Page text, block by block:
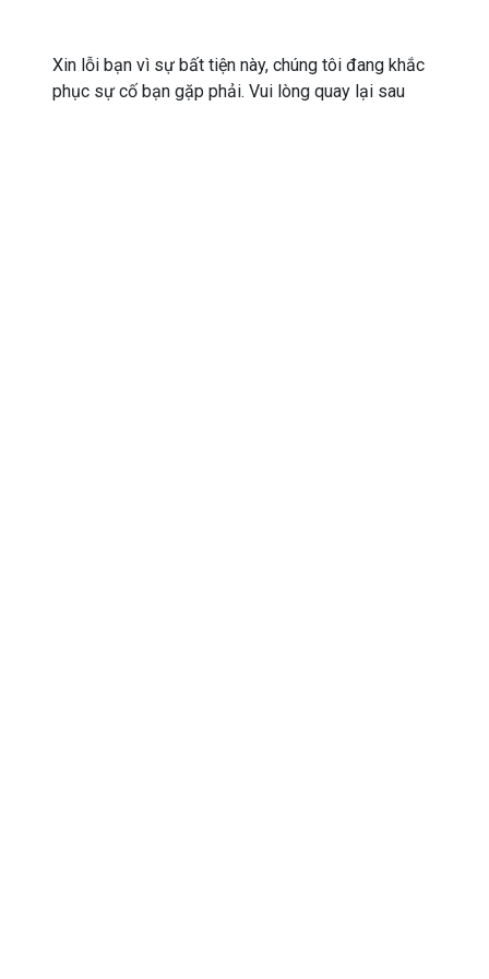
Xin lỗi bạn vì sự bất tiện này, chúng tôi đang khắc
phục sự cố bạn gặp phải. Vui lòng quay lại sau